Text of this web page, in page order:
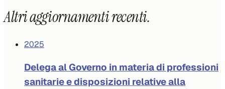
Altri aggiornamenti recenti.
2025
Delega al Governo in materia di professioni
sanitarie e disposizioni relative alla